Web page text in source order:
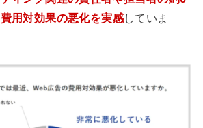
用対効果の悪化を実感していま